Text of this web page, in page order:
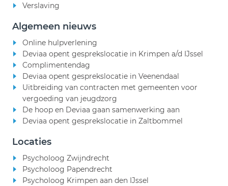
Verslaving
Algemeen nieuws
Online hulpverlening
Deviaa opent gesprekslocatie in Krimpen a/d IJssel
Complimentendag
Deviaa opent gesprekslocatie in Veenendaal
Uitbreiding van contracten met gemeenten voor
vergoeding van jeugdzorg
De hoop en Deviaa gaan samenwerking aan
Deviaa opent gesprekslocatie in Zaltbommel
Locaties
Psycholoog Zwijndrecht
Psycholoog Papendrecht
Psycholoog Krimpen aan den IJssel